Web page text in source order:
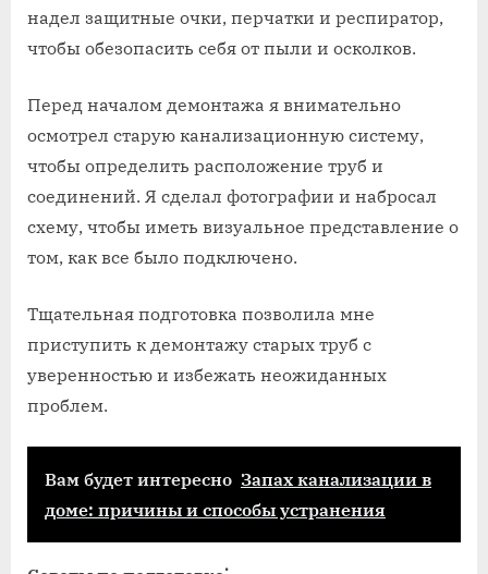
надел защитные очки‚ перчатки и респиратор‚
чтобы обезопасить себя от пыли и осколков.
Перед началом демонтажа я внимательно
осмотрел старую канализационную систему‚
чтобы определить расположение труб и
соединений. Я сделал фотографии и набросал
схему‚ чтобы иметь визуальное представление о
том‚ как все было подключено.
Тщательная подготовка позволила мне
приступить к демонтажу старых труб с
уверенностью и избежать неожиданных
проблем.
Вам будет интересно Запах канализации в
доме: причины и способы устранения